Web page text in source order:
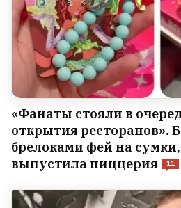
«Фанаты стояли в
открытия ресторанов».
брелоками фей на
выпустила пиццерия
11